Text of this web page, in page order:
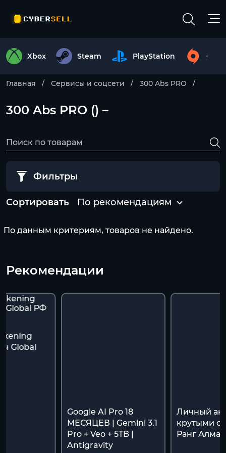
Xbox Steam PlayStation
Главная Сервисы и соцсети 300 Abs PRO
300 Abs PRO () –
Фильтры
Сортировать По рекомендациям
По данным критериям, товаров не найдено.
Рекомендации
Global
Google AI Pro 18
МЕСЯЦЕВ | Gemini 3.1
Pro + Veo + 5TB |
Antigravity
Личный
крутыми
Ранг Алмаз